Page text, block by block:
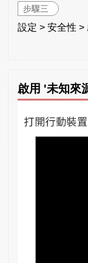
步驟三
設定 > 安全性 >
啟用 '未知來